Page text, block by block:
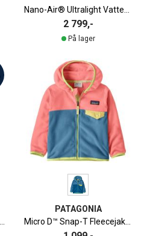
Nano-Air® Ultralight Vattert Genser
2 799,-
På lager
PATAGONIA